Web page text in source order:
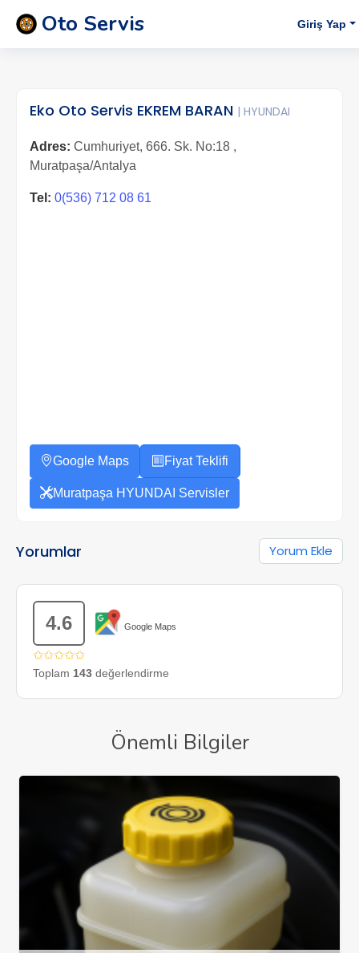
Oto Servis Giriş Yap
Eko Oto Servis EKREM BARAN | HYUNDAI
Adres: Cumhuriyet, 666. Sk. No:18 ,
Muratpaşa/Antalya
Tel: 0(536) 712 08 61
Google Maps Fiyat Teklifi
Muratpaşa HYUNDAI Servisler
Yorumlar Yorum Ekle
4.6 Google Maps
✩✩✩✩✩
Toplam 143 değerlendirme
Önemli Bilgiler